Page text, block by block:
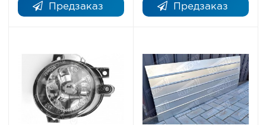
Предзаказ Предзаказ